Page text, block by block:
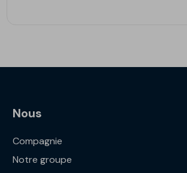
Nous
Compagnie
Notre groupe